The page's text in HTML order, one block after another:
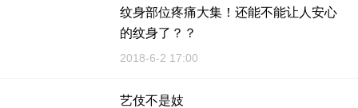
纹身部位疼痛大集！还能不能让人安心
的纹身了？？
2018-6-2 17:00
艺伎不是妓